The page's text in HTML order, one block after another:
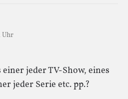
Uhr
jeder TV-Show, eines
jeder Serie etc. pp.?